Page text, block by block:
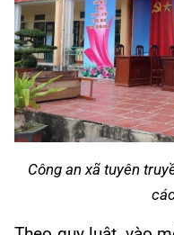
Công an xã tuyên